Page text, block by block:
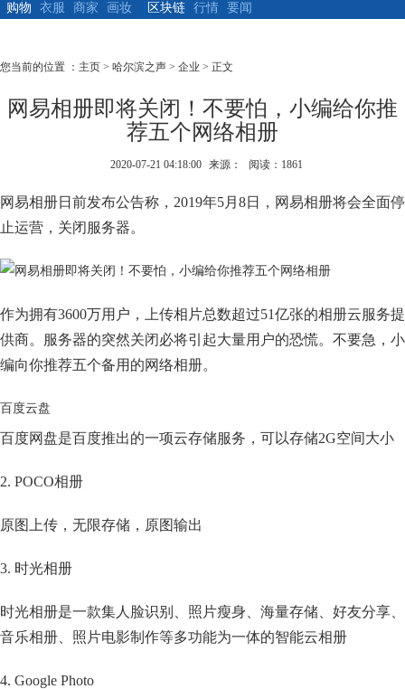
购物
衣服 商家 画妆
区块链
行情 要闻
您当前的位置 ： 主页 > 哈尔滨之声 > 企业 > 正文
网易相册即将关闭！不要怕，小编给你推
荐五个网络相册
2020-07-21 04:18:00 来源： 阅读：1861
网易相册日前发布公告称，2019年5月8日，网易相册将会全面停
止运营，关闭服务器。
作为拥有3600万用户，上传相片总数超过51亿张的相册云服务提
供商。服务器的突然关闭必将引起大量用户的恐慌。不要急，小
编向你推荐五个备用的网络相册。
百度云盘
百度网盘是百度推出的一项云存储服务，可以存储2G空间大小
2. POCO相册
原图上传，无限存储，原图输出
3. 时光相册
时光相册是一款集人脸识别、照片瘦身、海量存储、好友分享、
音乐相册、照片电影制作等多功能为一体的智能云相册
4. Google Photo